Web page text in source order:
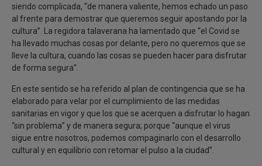
siendo complicada, “de manera valiente, hemos echado un paso
al frente para demostrar que queremos seguir apostando por la
cultura”. La regidora talaverana ha lamentado que “el Covid se
ha llevado muchas cosas por delante, pero no queremos que se
lleve la cultura, cuando las cosas se pueden hacer para disfrutar
de forma segura”.
En este sentido se ha referido al plan de contingencia que se ha
elaborado para velar por el cumplimiento de las medidas
sanitarias en vigor y que los que se acerquen a disfrutar lo hagan
“sin problema” y de manera segura; porque “aunque el virus
sigue entre nosotros, podemos compaginarlo con el desarrollo
cultural y en equilibrio con retomar el pulso a la ciudad”.